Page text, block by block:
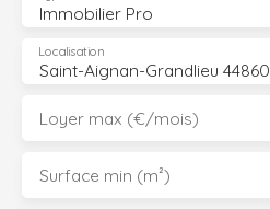
Immobilier Pro
Saint-Aignan-Grandlieu 44860
Localisation
Loyer max (€/mois)
Surface min (m²)